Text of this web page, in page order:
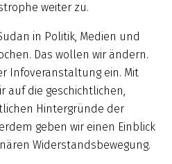
weiter zu.
in Politik, Medien und
Das wollen wir ändern.
Infoveranstaltung ein. Mit
auf die geschichtlichen,
Hintergründe der
geben wir einen Einblick
Widerstandsbewegung.